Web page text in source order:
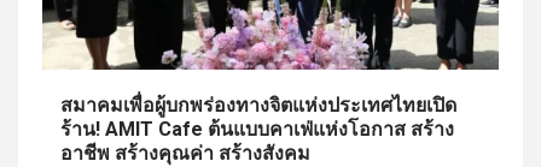
สมาคมเพื่อผู้บกพร่องทางจิตแห่งประเทศไทยเปิด
ร้าน! AMIT Cafe ต้นแบบคาเฟ่แห่งโอกาส สร้าง
อาชีพ สร้างคุณค่า สร้างสังคม